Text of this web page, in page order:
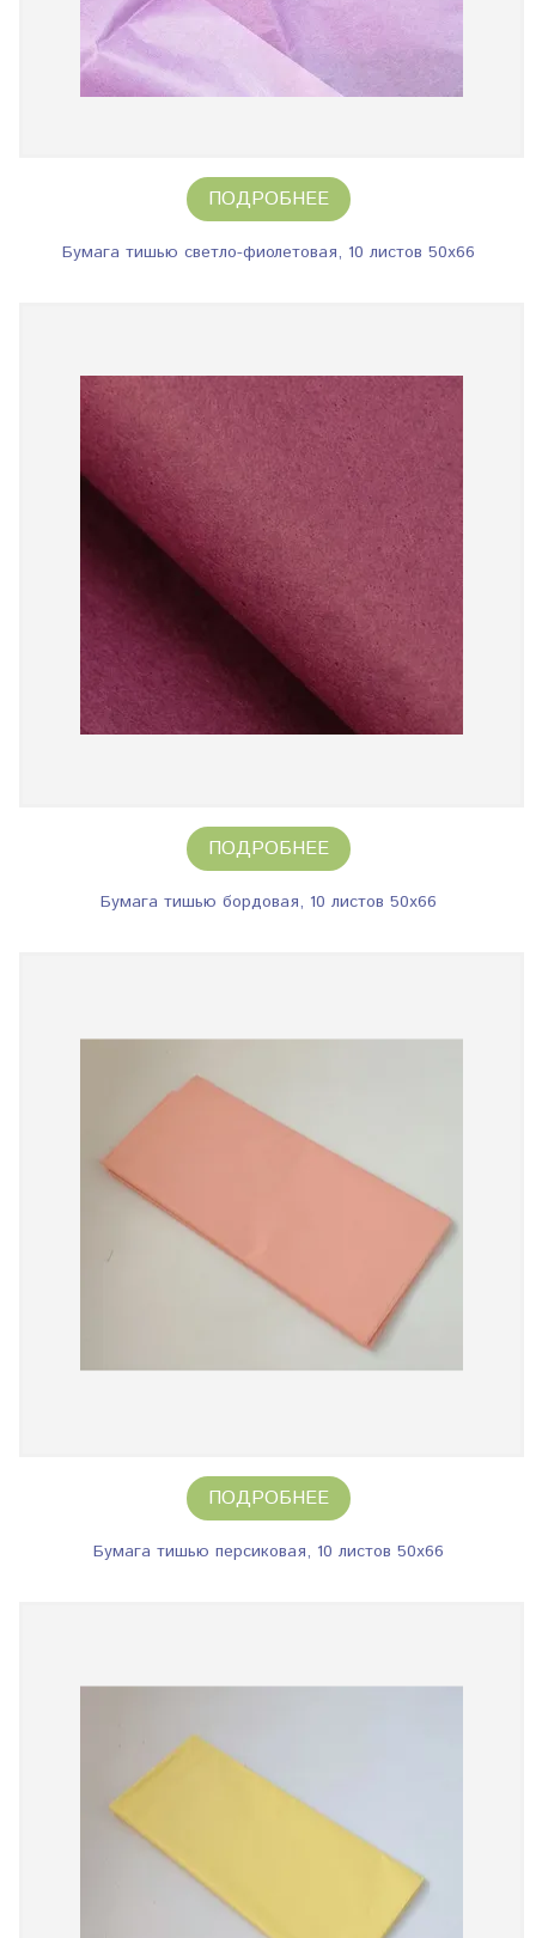
ПОДРОБНЕЕ
Бумага тишью светло-фиолетовая, 10 листов 50х66
ПОДРОБНЕЕ
Бумага тишью бордовая, 10 листов 50х66
ПОДРОБНЕЕ
Бумага тишью персиковая, 10 листов 50х66